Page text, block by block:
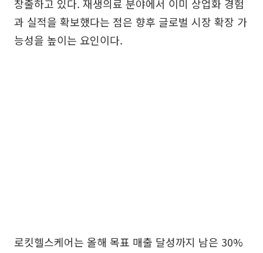
창출하고 있다. 재생의료 분야에서 이미 상업화 경험
과 실적을 확보했다는 점은 향후 글로벌 시장 확장 가
능성을 높이는 요인이다.
로킷헬스케어는 올해 목표 매출 달성까지 남은 30%